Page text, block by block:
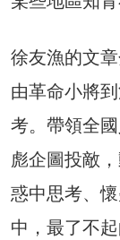
徐友漁的文
由革命小將
考。帶領全
彪企圖投敵
惑中思考、
中，最了不